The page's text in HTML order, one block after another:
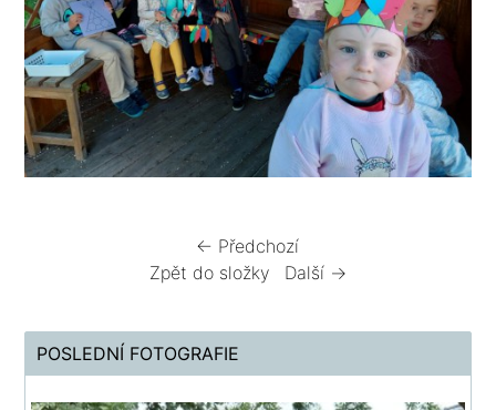
← Předchozí
Zpět do složky
Další →
POSLEDNÍ FOTOGRAFIE